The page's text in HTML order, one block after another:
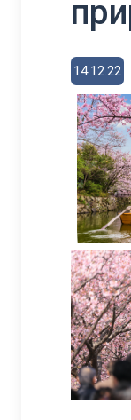
14.12.22